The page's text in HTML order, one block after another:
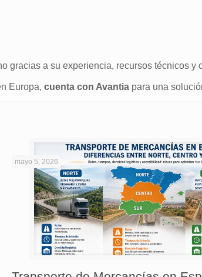
gracias a su experiencia, recursos técnicos
Europa,cuenta con Avantia para una
mayo 5, 2026